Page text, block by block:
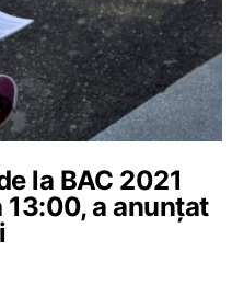
la BAC 2021
a anunțat